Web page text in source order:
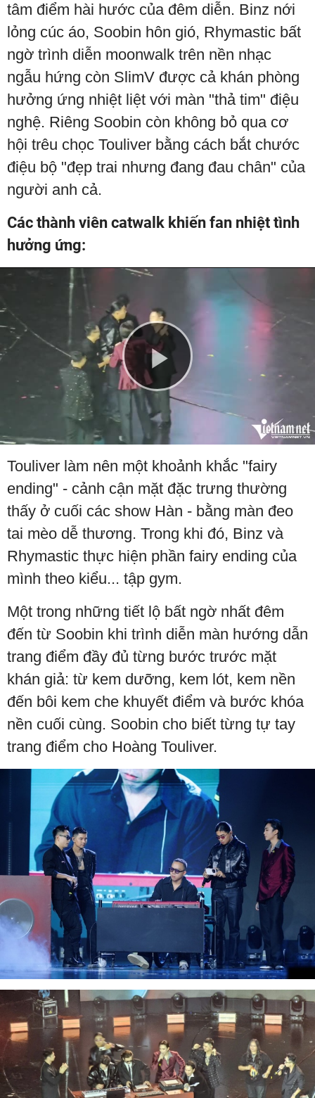
tâm điểm hài hước của đêm diễn. Binz nới
lỏng cúc áo, Soobin hôn gió, Rhymastic bất
ngờ trình diễn moonwalk trên nền nhạc
ngẫu hứng còn SlimV được cả khán phòng
hưởng ứng nhiệt liệt với màn "thả tim" điệu
nghệ. Riêng Soobin còn không bỏ qua cơ
hội trêu chọc Touliver bằng cách bắt chước
điệu bộ "đẹp trai nhưng đang đau chân" của
người anh cả.
Các thành viên catwalk khiến fan nhiệt tình
hưởng ứng:
Play
Video
Touliver làm nên một khoảnh khắc "fairy
ending" - cảnh cận mặt đặc trưng thường
thấy ở cuối các show Hàn - bằng màn đeo
tai mèo dễ thương. Trong khi đó, Binz và
Rhymastic thực hiện phần fairy ending của
mình theo kiểu... tập gym.
Một trong những tiết lộ bất ngờ nhất đêm
đến từ Soobin khi trình diễn màn hướng dẫn
trang điểm đầy đủ từng bước trước mặt
khán giả: từ kem dưỡng, kem lót, kem nền
đến bôi kem che khuyết điểm và bước khóa
nền cuối cùng. Soobin cho biết từng tự tay
trang điểm cho Hoàng Touliver.